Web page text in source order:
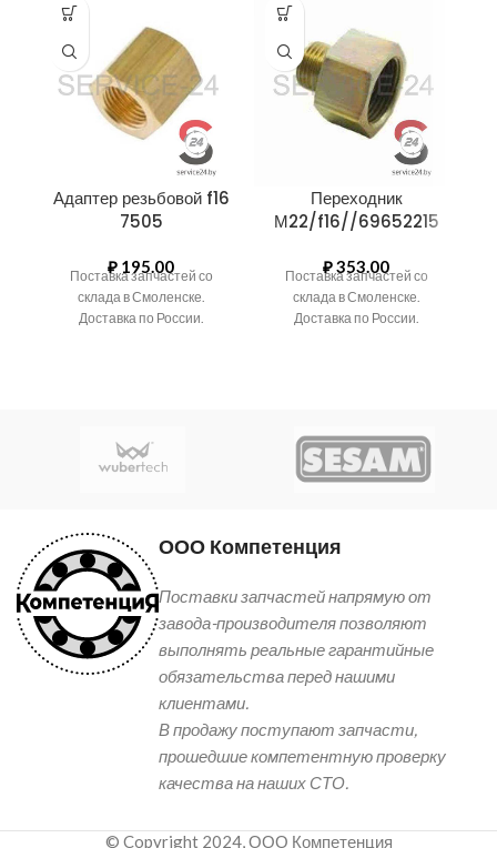
Адаптер резьбовой f16
7505
₽ 195.00
Поставка запчастей со
склада в Смоленске.
Доставка по России.
Переходник
М22/f16//69652215
₽353.00
Поставка запчастей со
склада в Смоленске.
Доставка по России.
ООО Компетенция
Поставки запчастей напрямую от
завода-производителя позволяют
выполнять реальные гарантийные
обязательства перед нашими
клиентами.
В продажу поступают запчасти,
прошедшие компетентную проверку
качества на наших СТО.
© Copyright 2024, ООО Компетенция